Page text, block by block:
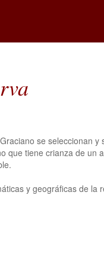
se seleccionan
que tiene crianza de un
y geográficas de